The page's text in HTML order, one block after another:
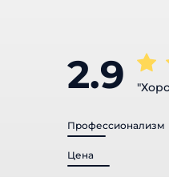
2.9
Профессионализм
Цена